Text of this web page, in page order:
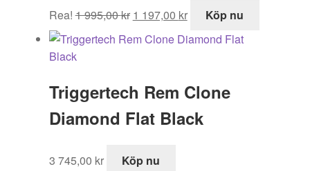
Rea! 1 995,00kr
ursprungliga
priset
995,00 kr.
1 197,00 kr
nuvarande
priset
197,00 kr.
Köp nu
Triggertech Rem Clone
Diamond Flat Black
3 745,00 kr Köp nu